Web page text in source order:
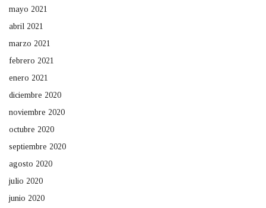
mayo 2021
abril 2021
marzo 2021
febrero 2021
enero 2021
diciembre 2020
noviembre 2020
octubre 2020
septiembre 2020
agosto 2020
julio 2020
junio 2020